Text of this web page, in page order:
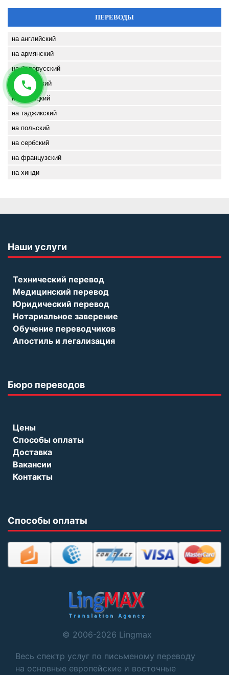
ПЕРЕВОДЫ
на английский
на армянский
на белорусский
на казахский
на немецкий
на таджикский
на польский
на сербский
на французский
на хинди
Наши услуги
Технический перевод
Медицинский перевод
Юридический перевод
Нотариальное заверение
Обучение переводчиков
Апостиль и легализация
Бюро переводов
Цены
Способы оплаты
Доставка
Вакансии
Контакты
Способы оплаты
© 2006-2026 Lingmax
Весь спектр услуг по письменому переводу
на основные европейские и восточные